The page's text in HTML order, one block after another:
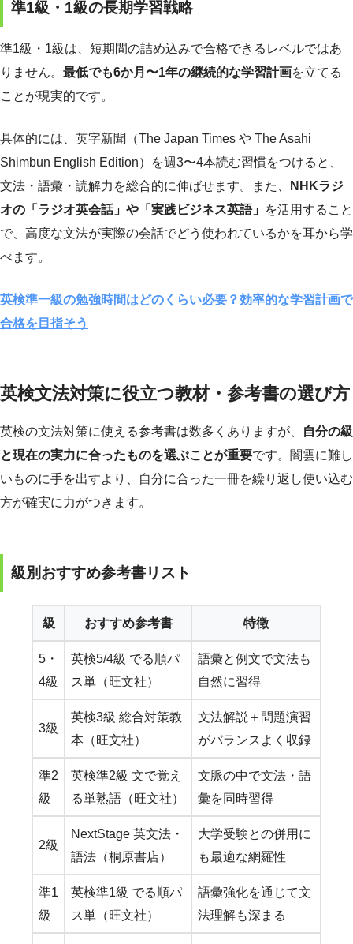
準1級・1級の長期学習戦略
準1級・1級は、短期間の詰め込みで合格できるレベルではあ
りません。 最低でも6か月〜1年の継続的な学習計画を立てる
ことが現実的です。
具体的には、英字新聞（The Japan Times や The Asahi
Shimbun English Edition）を週3〜4本読む習慣をつけると、
文法・語彙・読解力を総合的に伸ばせます。また、
NHKラジ
オの「ラジオ英会話」や「実践ビジネス英語」 を活用すること
で、高度な文法が実際の会話でどう使われているかを耳から学
べます。
英検準一級の勉強時間はどのくらい必要？効率的な学習計画で
合格を目指そう
英検文法対策に役立つ教材・参考書の選び方
英検の文法対策に使える参考書は数多くありますが、
自分の級
と現在の実力に合ったものを選ぶことが重要です。闇雲に難し
いものに手を出すより、自分に合った一冊を繰り返し使い込む
方が確実に力がつきます。
級別おすすめ参考書リスト
級 おすすめ参考書 特徴
5・
4級
英検5/4級 でる順パ
ス単（旺文社）
語彙と例文で文法も
自然に習得
3級
英検3級 総合対策教
本（旺文社）
文法解説＋問題演習
がバランスよく収録
準2
級
英検準2級 文で覚え
る単熟語（旺文社）
文脈の中で文法・語
彙を同時習得
2級
NextStage 英文法・
語法（桐原書店）
大学受験との併用に
も最適な網羅性
準1
級
英検準1級 でる順パ
ス単（旺文社）
語彙強化を通じて文
法理解も深まる